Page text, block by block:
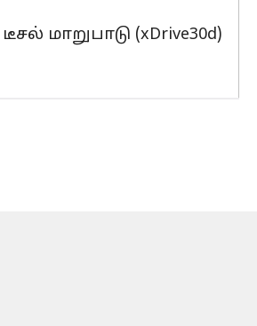
மாறுபாடு (xDrive30d)